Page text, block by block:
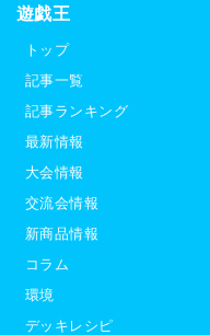
遊戯王
トップ
記事一覧
記事ランキング
最新情報
大会情報
交流会情報
新商品情報
コラム
環境
デッキレシピ